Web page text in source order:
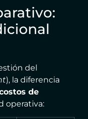
del
), la diferencia
de
operativa: